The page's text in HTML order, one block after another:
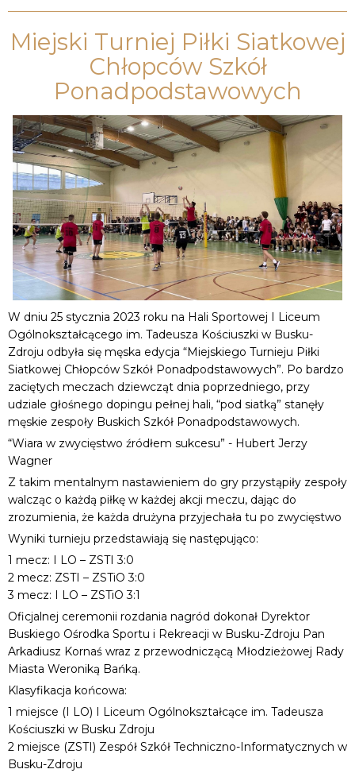
Miejski Turniej Piłki Siatkowej
Chłopców Szkół
Ponadpodstawowych
W dniu 25 stycznia 2023 roku na Hali Sportowej I Liceum
Ogólnokształcącego im. Tadeusza Kościuszki w Busku-
Zdroju odbyła się męska edycja “Miejskiego Turnieju Piłki
Siatkowej Chłopców Szkół Ponadpodstawowych”. Po bardzo
zaciętych meczach dziewcząt dnia poprzedniego, przy
udziale głośnego dopingu pełnej hali, “pod siatką” stanęły
męskie zespoły Buskich Szkół Ponadpodstawowych.
“Wiara w zwycięstwo źródłem sukcesu” - Hubert Jerzy
Wagner
Z takim mentalnym nastawieniem do gry przystąpiły zespoły
walcząc o każdą piłkę w każdej akcji meczu, dając do
zrozumienia, że każda drużyna przyjechała tu po zwycięstwo
Wyniki turnieju przedstawiają się następująco:
1 mecz: I LO – ZSTI 3:0
2 mecz: ZSTI – ZSTiO 3:0
3 mecz: I LO – ZSTiO 3:1
Oficjalnej ceremonii rozdania nagród dokonał Dyrektor
Buskiego Ośrodka Sportu i Rekreacji w Busku-Zdroju Pan
Arkadiusz Kornaś wraz z przewodniczącą Młodzieżowej Rady
Miasta Weroniką Bańką.
Klasyfikacja końcowa:
1 miejsce (I LO) I Liceum Ogólnokształcące im. Tadeusza
Kościuszki w Busku Zdroju
2 miejsce (ZSTI) Zespół Szkół Techniczno-Informatycznych w
Busku-Zdroju